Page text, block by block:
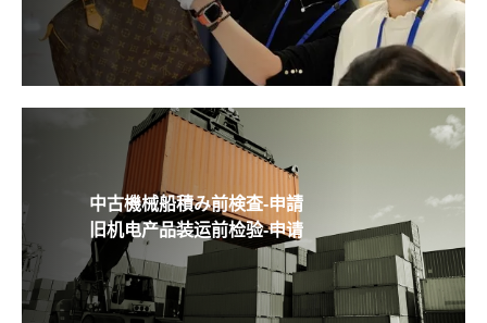
中古機械船積み前検査-申請
旧机电产品装运前检验-申请